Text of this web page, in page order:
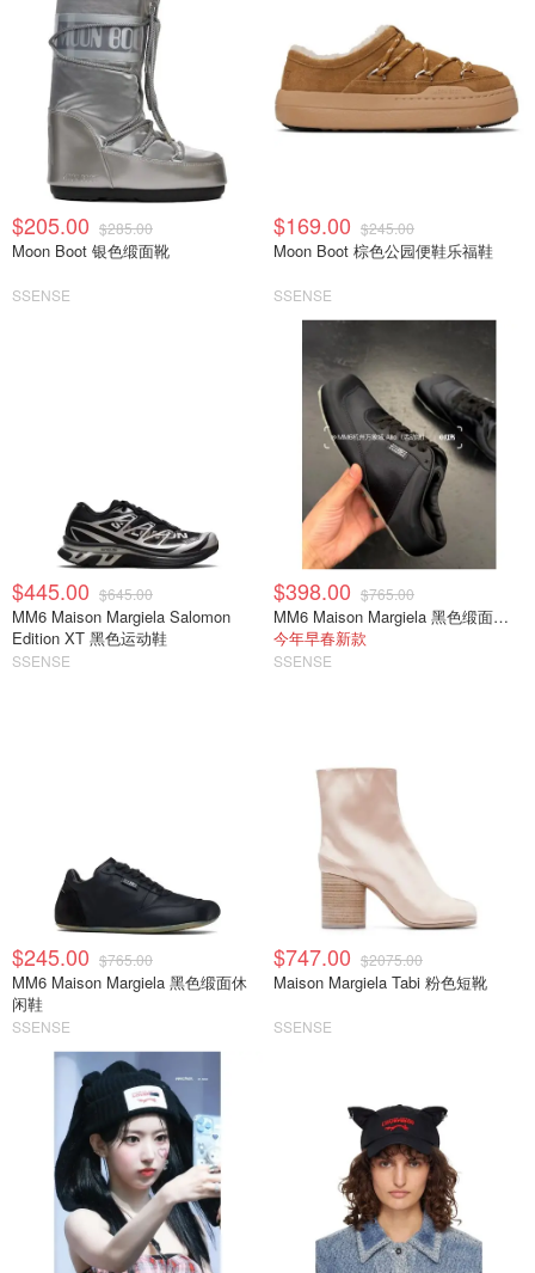
$205.00 $285.00
Moon Boot 银色缎面靴
SSENSE
$169.00 $245.00
Moon Boot 棕色公园便鞋乐福鞋
SSENSE
$445.00 $645.00
MM6 Maison Margiela Salomon
Edition XT 黑色运动鞋
SSENSE
$398.00 $765.00
MM6 Maison Margiela 黑色缎面半拖运动鞋
今年早春新款
SSENSE
$245.00 $765.00
MM6 Maison Margiela 黑色缎面休
闲鞋
SSENSE
$747.00 $2075.00
Maison Margiela Tabi 粉色短靴
SSENSE